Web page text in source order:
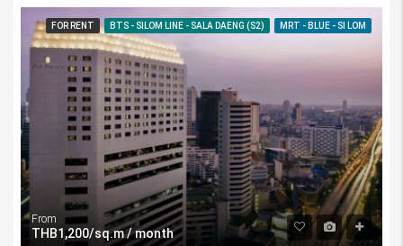
FOR RENT BTS - SILOM LINE - SALA DAENG (S2) MRT - BLUE - SI LOM
From
THB1,200/sq.m / month